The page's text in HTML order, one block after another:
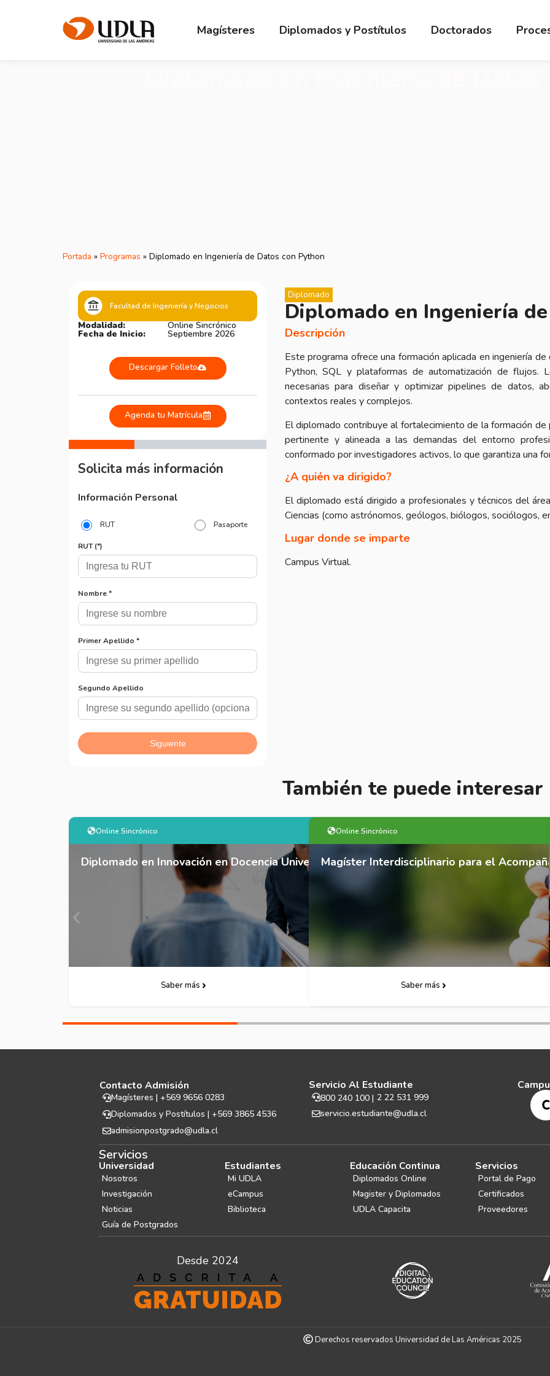
Magísteres Diplomados y Postítulos Doctorados
Portada » Programas » Diplomado en Ingeniería de Datos con Python
Facultad de Ingeniería y Negocios
Modalidad: Online Sincrónico
Fecha de Inicio: Septiembre 2026
Descargar Folleto
Agenda tu Matrícula
Diplomado
Diplomado en Ingeniería
Descripción
Este programa ofrece una formación aplicada en ingeniería
Python, SQL y plataformas de automatización de flujos.
necesarias para diseñar y optimizar pipelines de datos,
contextos reales y complejos.
El diplomado contribuye al fortalecimiento de la formación
pertinente y alineada a las demandas del entorno
conformado por investigadores activos, lo que garantiza una
¿A quién va dirigido?
El diplomado está dirigido a profesionales y técnicos del
Ciencias (como astrónomos, geólogos, biólogos, sociólogos,
Lugar donde se imparte
Campus Virtual.
También te puede interesar
Universitaria
Descarga Folleto
Online Sincrónico
Magíster Interdisciplinario para el Acompañamiento de Personas Autistas
Saber más Descarga Folleto
Semipresencial
Magíster Interdisciplinar en Discapacidad
Saber más
Contacto Admisión
Magísteres | +569 9656 0283
Diplomados y Postítulos | +569 3865 4536
admisionpostgrado@udla.cl
Servicio Al Estudiante
800 240 100 | 2 22 531 999
servicio.estudiante@udla.cl
Servicios
Universidad
Nosotros
Investigación
Noticias
Guía de Postgrados
Estudiantes
Mi UDLA
eCampus
Biblioteca
Educación Continua
Diplomados Online
Magister y Diplomados
UDLA Capacita
Servicios
Portal de Pago
Certificados
Proveedores
Desde 2024
Derechos reservados Universidad de Las Américas 2025